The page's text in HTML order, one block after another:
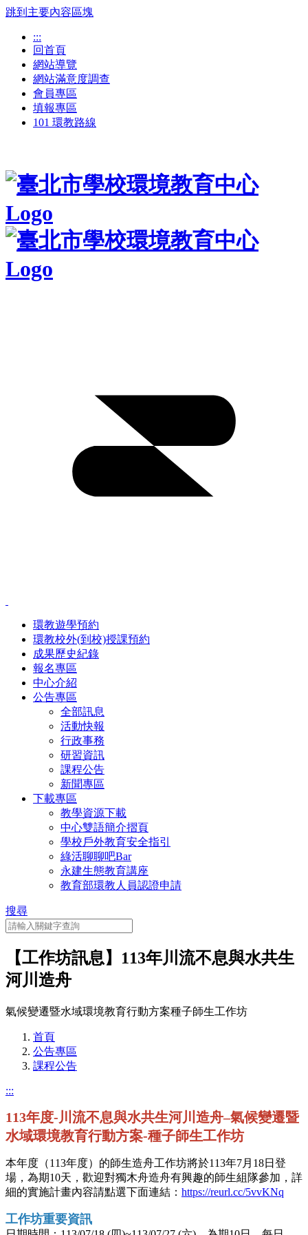
跳到主要內容區塊
:::
回首頁
網站導覽
網站滿意度調查
會員專區
填報專區
101 環教路線
環教遊學預約
環教校外(到校)授課預約
成果歷史紀錄
報名專區
中心介紹
公告專區
全部訊息
活動快報
行政事務
研習資訊
課程公告
新聞專區
下載專區
教學資源下載
中心雙語簡介摺頁
學校戶外教育安全指引
綠活聊聊吧Bar
永建生態教育講座
教育部環教人員認證申請
搜尋
【工作坊訊息】113年川流不息與水共生
河川造舟
氣候變遷暨水域環境教育行動方案種子師生工作坊
首頁
公告專區
課程公告
:::
113年度-川流不息與水共生河川造舟–氣候變遷暨
水域環境教育行動方案-種子師生工作坊
本年度（113年度）的師生造舟工作坊將於113年7月18日登
場，為期10天，歡迎對獨木舟造舟有興趣的師生組隊參加，詳
細的實施計畫內容請點選下面連結： https://reurl.cc/5vvKNq
工作坊重要資訊